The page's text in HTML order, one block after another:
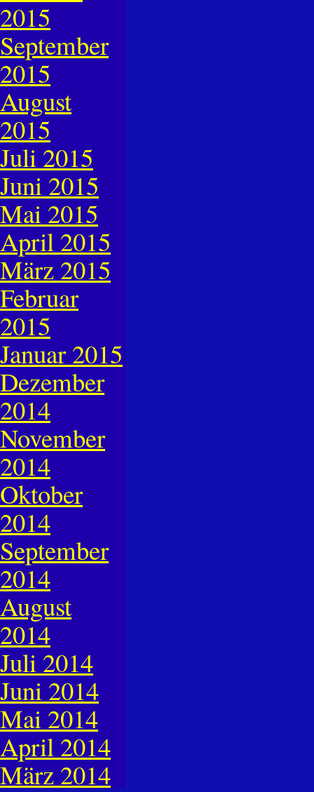
2015
September
2015
August
2015
Juli 2015
Juni 2015
Mai 2015
April 2015
März 2015
Februar
2015
Januar 2015
Dezember
2014
November
2014
Oktober
2014
September
2014
August
2014
Juli 2014
Juni 2014
Mai 2014
April 2014
März 2014